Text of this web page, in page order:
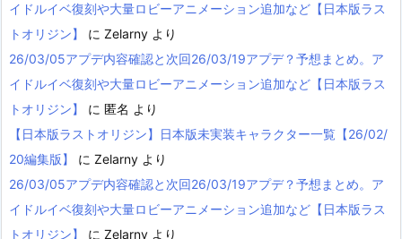
イドルイベ復刻や大量ロビーアニメーション追加など【日本版ラス
トオリジン】
に Zelarny より
26/03/05アプデ内容確認と次回26/03/19アプデ？予想まとめ。ア
イドルイベ復刻や大量ロビーアニメーション追加など【日本版ラス
トオリジン】
に 匿名 より
【日本版ラストオリジン】日本版未実装キャラクター一覧【26/02/
20編集版】
に Zelarny より
26/03/05アプデ内容確認と次回26/03/19アプデ？予想まとめ。ア
イドルイベ復刻や大量ロビーアニメーション追加など【日本版ラス
トオリジン】
に Zelarny より